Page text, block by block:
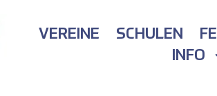
VEREINE SCHULEN
INFO